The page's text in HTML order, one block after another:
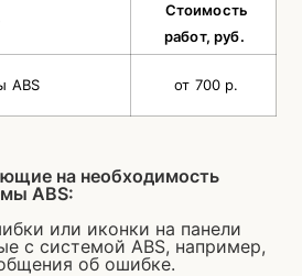
Стоимость
работ, руб.
ABS от 700 р.
на необходимость
ABS:
или иконки на панели
с системой ABS, например,
об ошибке.